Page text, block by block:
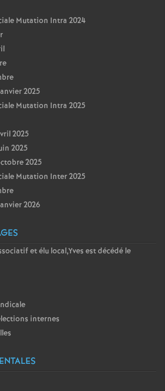
Mutation Intra 2024
2025
Mutation Intra 2025
2025
2025
2025
Mutation Inter 2025
2026
et élu local,Yves est décédé le
internes